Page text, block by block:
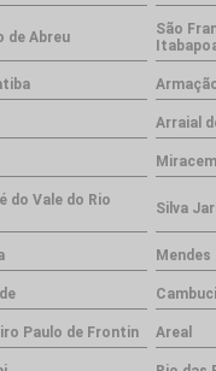
de Abreu
São
Arraial
do Vale do Rio
Silva
Mendes
Cambuci
Paulo de Frontin Areal